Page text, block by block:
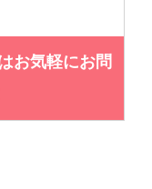
お気軽にお問